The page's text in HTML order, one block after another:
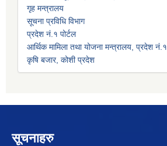
गृह मन्त्रालय
सूचना प्रविधि विभाग
प्रदेश नं.१ पोर्टल
आर्थिक मामिला तथा योजना मन्त्रालय, प्रदेश नं.१
कृषि बजार, कोशी प्रदेश
सूचनाहरु